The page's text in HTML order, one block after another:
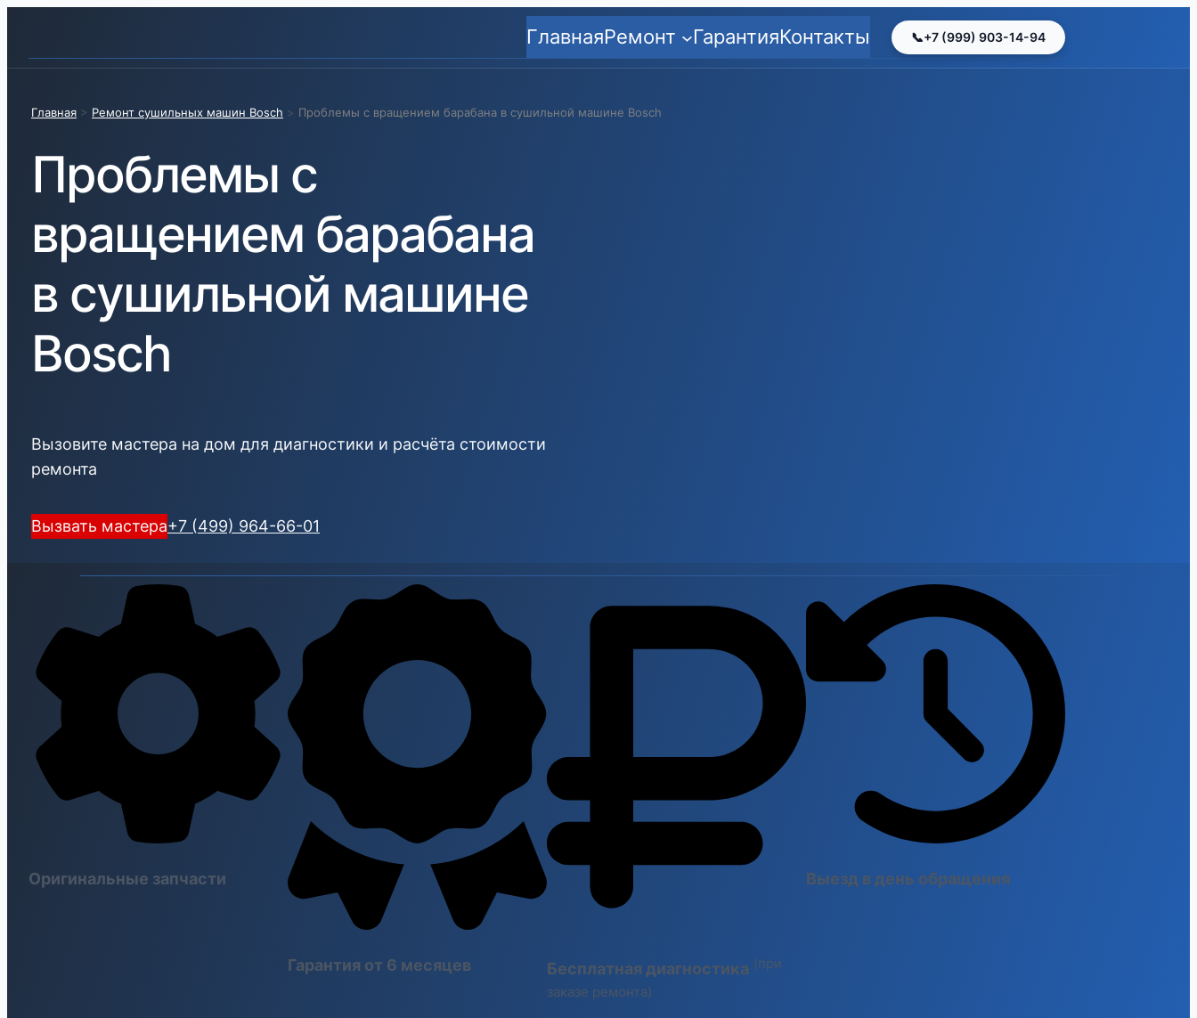
ГлавнаяРемонт ГарантияКонтакты +7 (999) 903-14-94
Главная > Ремонт сушильных машин Bosch > Проблемы с вращением барабана в сушильной машине Bosch
Проблемы с
вращением барабана
в сушильной машине
Bosch
Вызовите мастера на дом для диагностики и расчёта стоимости
ремонта
Вызвать мастера+7 (499) 964-66-01
Оригинальные запчасти
Гарантия от 6 месяцев Бесплатная диагностика (при
заказе ремонта)
Выезд в день обращения